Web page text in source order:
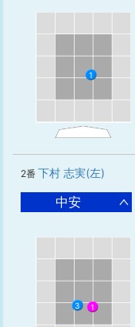
1
2番 下村 志実(左)
中安
1
3